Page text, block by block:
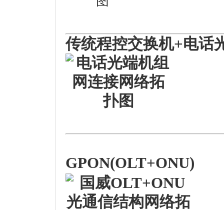
传统程控交换机+电话
GPON(OLT+ONU)